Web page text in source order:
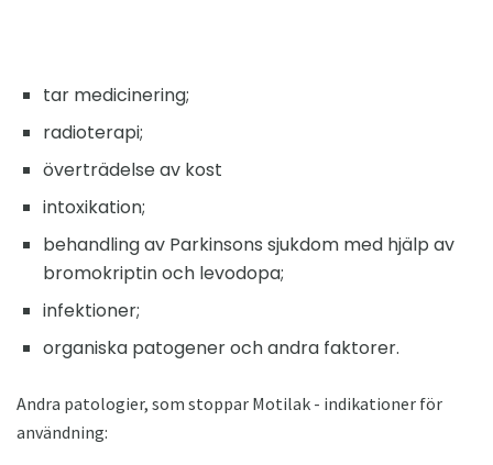
tar medicinering;
radioterapi;
överträdelse av kost
intoxikation;
behandling av Parkinsons sjukdom med hjälp av
bromokriptin och levodopa;
infektioner;
organiska patogener och andra faktorer.
Andra patologier, som stoppar Motilak - indikationer för
användning: